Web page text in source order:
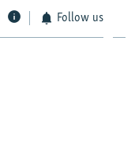
Follow us